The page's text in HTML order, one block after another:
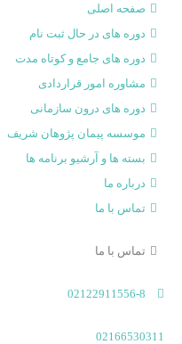
صفحه اصلی
دوره های در حال ثبت نام
دوره‌ های جامع و کوتاه مدت
مشاوره امور قراردادی
دوره های درون سازمانی
موسسه پیمان پژوهان شریف
بسته ها و آرشیو برنامه ها
درباره ما
تماس با ما
تماس با ما
02122911556-8
02166530311